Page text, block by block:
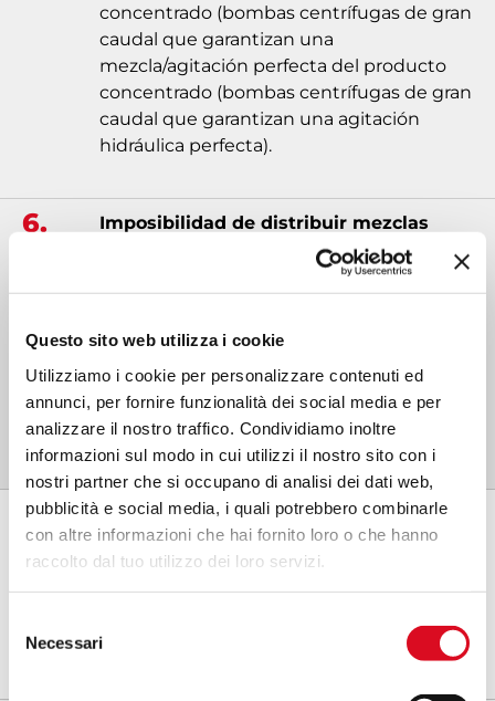
Questo sito web utilizza i cookie
Utilizziamo i cookie per personalizzare contenuti ed
annunci, per fornire funzionalità dei social media e per
analizzare il nostro traffico. Condividiamo inoltre
informazioni sul modo in cui utilizzi il nostro sito con i
nostri partner che si occupano di analisi dei dati web,
pubblicità e social media, i quali potrebbero combinarle
con altre informazioni che hai fornito loro o che hanno
raccolto dal tuo utilizzo dei loro servizi.
delNecessari
concentrado (bombas centrífugas de gran
caudal que garantizan una
mezcla/agitación perfecta del producto
concentrado (bombas centrífugas de gran
caudal que garantizan una agitación
hidráulica perfecta).
6.
Imposibilidad de distribuir mezclas
, que provocan la
oclusión de boquillas de pequeño
mezcla/agitación del producto
pistones con alta presión pero bajo
caudal, lo que hace que la agitación
hidráulica sea deficiente).
7.
Regulación instantánea y precisa del
suministro de líquido(de bajo a volumen
normal con una presión constante de 1,5
bar) gracias a dosificadores mecánicos de
caudales variables de 0 a 550/1300 l/hora.